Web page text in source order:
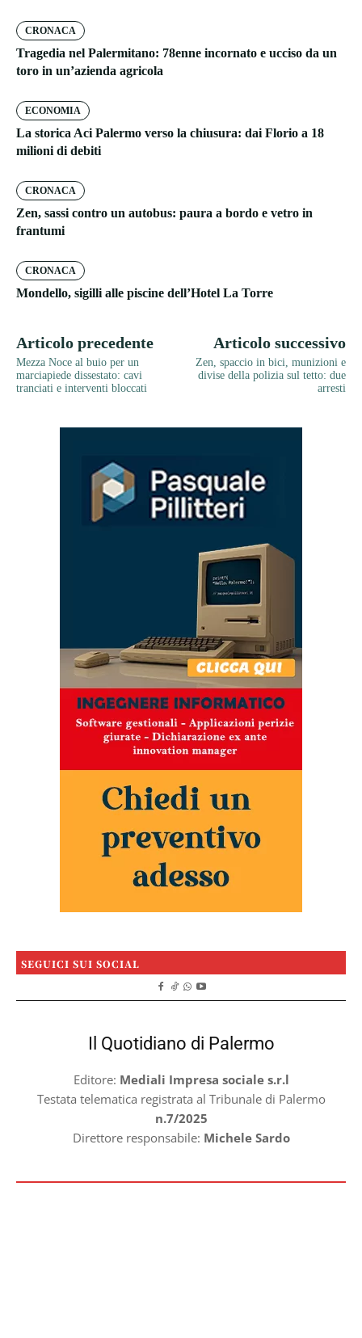
CRONACA
Tragedia nel Palermitano: 78enne incornato e ucciso da un
toro in un’azienda agricola
ECONOMIA
La storica Aci Palermo verso la chiusura: dai Florio a 18
milioni di debiti
CRONACA
Zen, sassi contro un autobus: paura a bordo e vetro in
frantumi
CRONACA
Mondello, sigilli alle piscine dell’Hotel La Torre
Articolo precedente
Mezza Noce al buio per un
marciapiede dissestato: cavi
tranciati e interventi bloccati
Articolo successivo
Zen, spaccio in bici, munizioni e
divise della polizia sul tetto: due
arresti
SEGUICI SUI SOCIAL
Il Quotidiano di Palermo
Editore: Mediali Impresa sociale s.r.l
Testata telematica registrata al Tribunale di Palermo
n.7/2025
Direttore responsabile: Michele Sardo